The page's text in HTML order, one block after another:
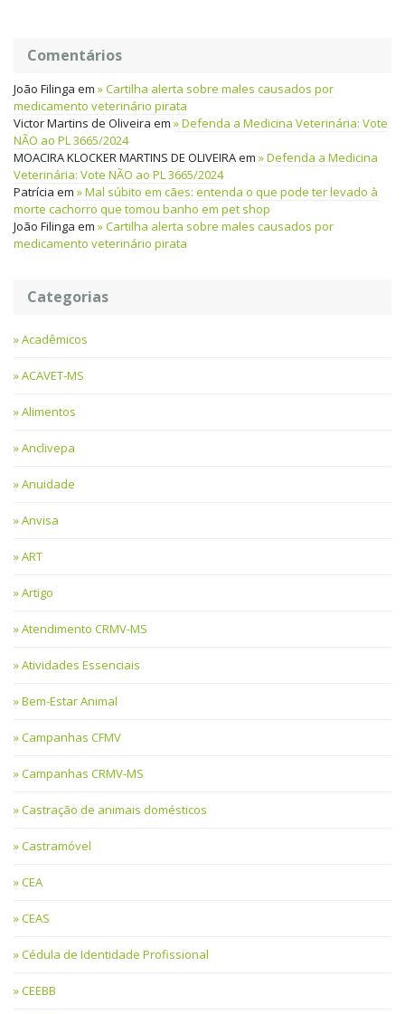
Comentários
João Filinga em
Cartilha alerta sobre males causados por
medicamento veterinário pirata
Victor Martins de Oliveira em
Defenda a Medicina Veterinária: Vote
NÃO ao PL 3665/2024
MOACIRA KLOCKER MARTINS DE OLIVEIRAem
Defenda a Medicina
Veterinária: Vote NÃO ao PL 3665/2024
Patrícia em
Mal súbito em cães: entenda o que pode ter levado à
morte cachorro que tomou banho em pet shop
João Filinga em
Cartilha alerta sobre males causados por
medicamento veterinário pirata
Categorias
Acadêmicos
ACAVET-MS
Alimentos
Anclivepa
Anuidade
Anvisa
ART
Artigo
Atendimento CRMV-MS
Atividades Essenciais
Bem-Estar Animal
Campanhas CFMV
Campanhas CRMV-MS
Castração de animais domésticos
Castramóvel
CEA
CEAS
Cédula de Identidade Profissional
CEEBB